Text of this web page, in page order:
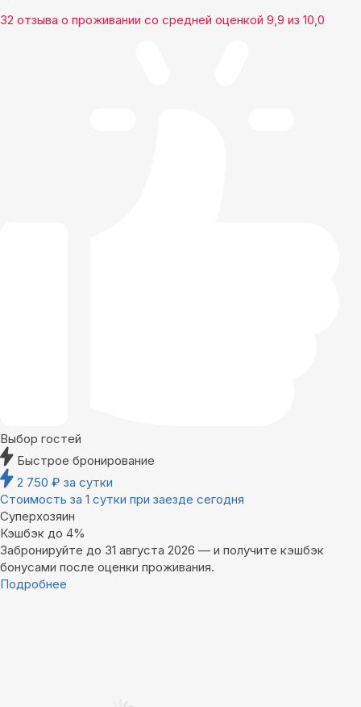
32 отзыва о проживании со средней оценкой 9,9 из 10,0
Выбор гостей
Быстрое бронирование
2 750 ₽ за сутки
Стоимость за 1 сутки при заезде сегодня
Суперхозяин
Кэшбэк до 4%
Забронируйте до 31 августа 2026 — и получите кэшбэк
бонусами после оценки проживания.
Подробнее